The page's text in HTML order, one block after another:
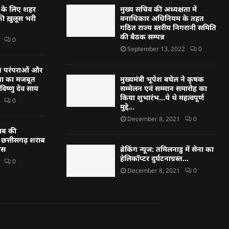
के लिए शहर
ख़ुलूस भरी
0
परंपराओं और
का मजबूत
देव साय
0
की
छत्तीसगढ़ शराब
0
मुख्य सचिव की अध्यक्षता में
वनाधिकार अधिनियम के तहत
गठित राज्य स्तरीय निगरानी समिति
की बैठक सम्पन्न
September 13, 2022 0
मुख्यमंत्री भूपेश बघेल ने कृषक
सम्मेलन एवं सम्मान समारोह का
किया शुभारंभ…ये थे महत्वपूर्ण
मुद्दे…
December 8, 2021 0
ब्रेकिंग न्यूज: तमिलनाडु में सेना का
हेलिकॉप्टर दुर्घटनाग्रस्त…
December 8, 2021 0